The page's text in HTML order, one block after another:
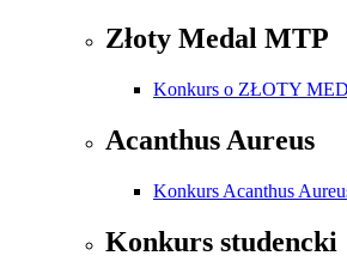
Złoty Medal MTP
Konkurs o ZŁOTY
Acanthus Aureus
Konkurs Acanthus
Konkurs studencki